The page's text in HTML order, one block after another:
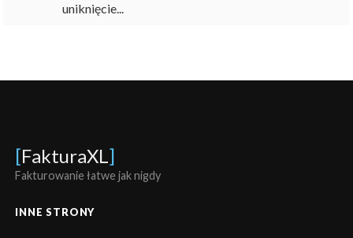
uniknięcie...
[FakturaXL]
Fakturowanie łatwe jak nigdy
INNE STRONY